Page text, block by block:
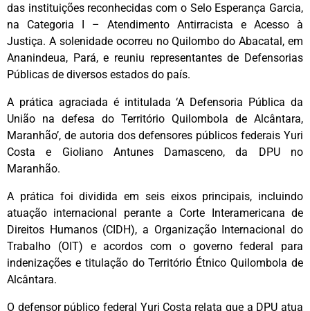
das instituições reconhecidas com o Selo Esperança Garcia,
na Categoria I – Atendimento Antirracista e Acesso à
Justiça. A solenidade ocorreu no Quilombo do Abacatal, em
Ananindeua, Pará, e reuniu representantes de Defensorias
Públicas de diversos estados do país.
A prática agraciada é intitulada ‘A Defensoria Pública da
União na defesa do Território Quilombola de Alcântara,
Maranhão’, de autoria dos defensores públicos federais Yuri
Costa e Gioliano Antunes Damasceno, da DPU no
Maranhão.
A prática foi dividida em seis eixos principais, incluindo
atuação internacional perante a Corte Interamericana de
Direitos Humanos (CIDH), a Organização Internacional do
Trabalho (OIT) e acordos com o governo federal para
indenizações e titulação do Território Étnico Quilombola de
Alcântara.
O defensor público federal Yuri Costa relata que a DPU atua